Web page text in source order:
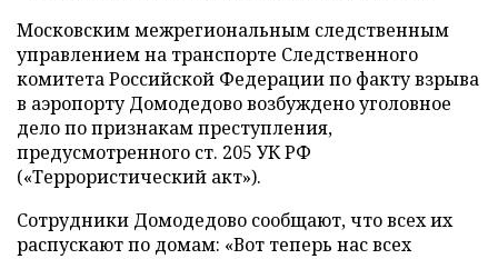
Московским межрегиональным следственным
управлением на транспорте Следственного
комитета Российской Федерации по факту взрыва
в аэропорту Домодедово возбуждено уголовное
дело по признакам преступления,
предусмотренного ст. 205 УК РФ
(«Террористический акт»).
Сотрудники Домодедово сообщают, что всех их
распускают по домам: «Вот теперь нас всех